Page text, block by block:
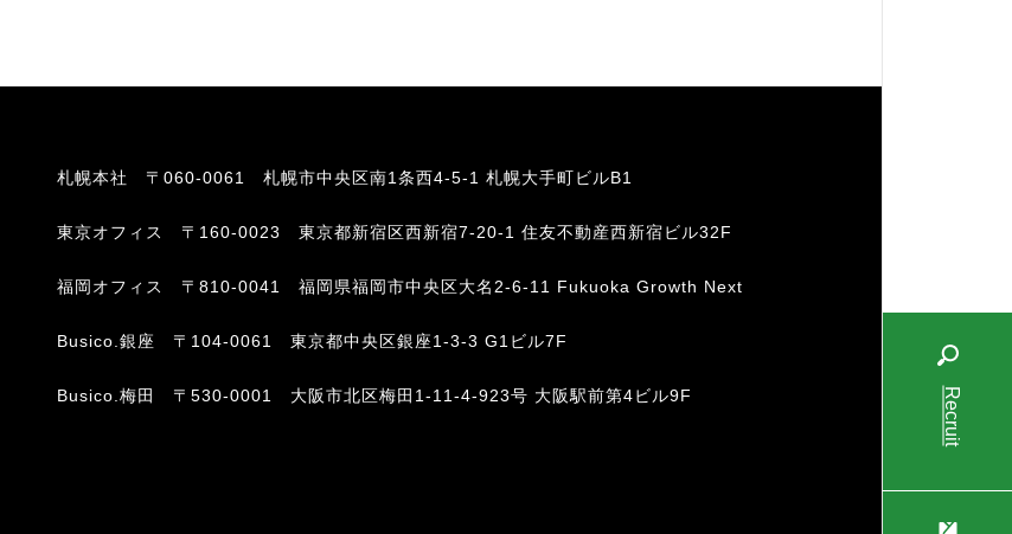
Recruit
札幌本社 〒060-0061 札幌市中央区南1条西4-5-1 札幌大手町ビルB1
東京オフィス 〒160-0023 東京都新宿区西新宿7-20-1 住友不動産西新宿ビル32F
福岡オフィス 〒810-0041 福岡県福岡市中央区大名2-6-11 Fukuoka Growth Next
Busico.銀座 〒104-0061 東京都中央区銀座1-3-3 G1ビル7F
Busico.梅田 〒530-0001 大阪市北区梅田1-11-4-923号 大阪駅前第4ビル9F